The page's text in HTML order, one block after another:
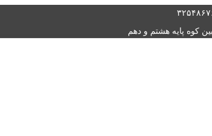
کوه پایه هشتم و دهم